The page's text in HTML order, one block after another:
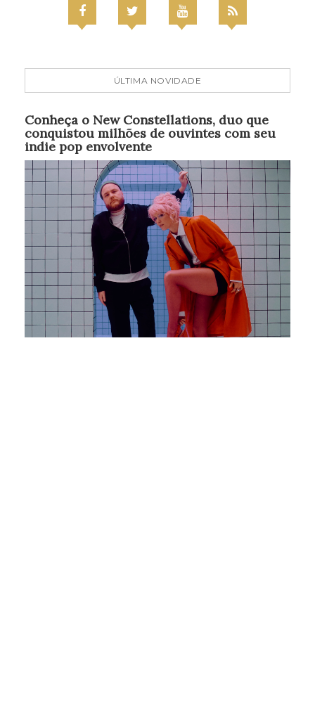
ÚLTIMA NOVIDADE
Conheça o New Constellations, duo que
conquistou milhões de ouvintes com seu
indie pop envolvente